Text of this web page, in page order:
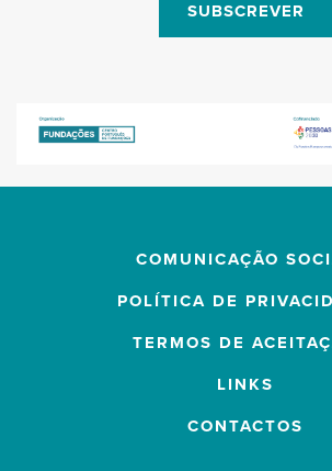
SUBSCREVER
COMUNICAÇÃO
POLÍTICA DE
TERMOS DE
LINKS
CONTACTOS